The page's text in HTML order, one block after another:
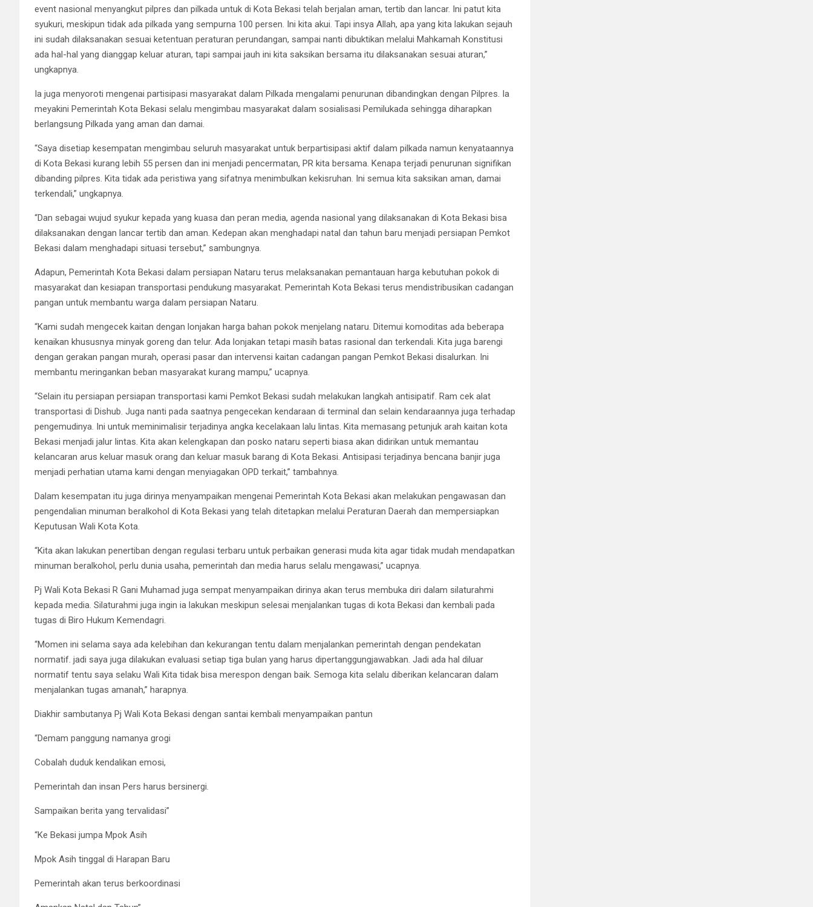
event nasional menyangkut pilpres dan pilkada untuk di Kota Bekasi telah berjalan aman, tertib dan lancar. Ini patut kita
syukuri, meskipun tidak ada pilkada yang sempurna 100 persen. Ini kita akui. Tapi insya Allah, apa yang kita lakukan sejauh
ini sudah dilaksanakan sesuai ketentuan peraturan perundangan, sampai nanti dibuktikan melalui Mahkamah Konstitusi
ada hal-hal yang dianggap keluar aturan, tapi sampai jauh ini kita saksikan bersama itu dilaksanakan sesuai aturan,”
ungkapnya.
Ia juga menyoroti mengenai partisipasi masyarakat dalam Pilkada mengalami penurunan dibandingkan dengan Pilpres. Ia
meyakini Pemerintah Kota Bekasi selalu mengimbau masyarakat dalam sosialisasi Pemilukada sehingga diharapkan
berlangsung Pilkada yang aman dan damai.
“Saya disetiap kesempatan mengimbau seluruh masyarakat untuk berpartisipasi aktif dalam pilkada namun kenyataannya
di Kota Bekasi kurang lebih 55 persen dan ini menjadi pencermatan, PR kita bersama. Kenapa terjadi penurunan signifikan
dibanding pilpres. Kita tidak ada peristiwa yang sifatnya menimbulkan kekisruhan. Ini semua kita saksikan aman, damai
terkendali,” ungkapnya.
“Dan sebagai wujud syukur kepada yang kuasa dan peran media, agenda nasional yang dilaksanakan di Kota Bekasi bisa
dilaksanakan dengan lancar tertib dan aman. Kedepan akan menghadapi natal dan tahun baru menjadi persiapan Pemkot
Bekasi dalam menghadapi situasi tersebut,” sambungnya.
Adapun, Pemerintah Kota Bekasi dalam persiapan Nataru terus melaksanakan pemantauan harga kebutuhan pokok di
masyarakat dan kesiapan transportasi pendukung masyarakat. Pemerintah Kota Bekasi terus mendistribusikan cadangan
pangan untuk membantu warga dalam persiapan Nataru.
“Kami sudah mengecek kaitan dengan lonjakan harga bahan pokok menjelang nataru. Ditemui komoditas ada beberapa
kenaikan khususnya minyak goreng dan telur. Ada lonjakan tetapi masih batas rasional dan terkendali. Kita juga barengi
dengan gerakan pangan murah, operasi pasar dan intervensi kaitan cadangan pangan Pemkot Bekasi disalurkan. Ini
membantu meringankan beban masyarakat kurang mampu,” ucapnya.
“Selain itu persiapan persiapan transportasi kami Pemkot Bekasi sudah melakukan langkah antisipatif. Ram cek alat
transportasi di Dishub. Juga nanti pada saatnya pengecekan kendaraan di terminal dan selain kendaraannya juga terhadap
pengemudinya. Ini untuk meminimalisir terjadinya angka kecelakaan lalu lintas. Kita memasang petunjuk arah kaitan kota
Bekasi menjadi jalur lintas. Kita akan kelengkapan dan posko nataru seperti biasa akan didirikan untuk memantau
kelancaran arus keluar masuk orang dan keluar masuk barang di Kota Bekasi. Antisipasi terjadinya bencana banjir juga
menjadi perhatian utama kami dengan menyiagakan OPD terkait,” tambahnya.
Dalam kesempatan itu juga dirinya menyampaikan mengenai Pemerintah Kota Bekasi akan melakukan pengawasan dan
pengendalian minuman beralkohol di Kota Bekasi yang telah ditetapkan melalui Peraturan Daerah dan mempersiapkan
Keputusan Wali Kota Kota.
“Kita akan lakukan penertiban dengan regulasi terbaru untuk perbaikan generasi muda kita agar tidak mudah mendapatkan
minuman beralkohol, perlu dunia usaha, pemerintah dan media harus selalu mengawasi,” ucapnya.
Pj Wali Kota Bekasi R Gani Muhamad juga sempat menyampaikan dirinya akan terus membuka diri dalam silaturahmi
kepada media. Silaturahmi juga ingin ia lakukan meskipun selesai menjalankan tugas di kota Bekasi dan kembali pada
tugas di Biro Hukum Kemendagri.
“Momen ini selama saya ada kelebihan dan kekurangan tentu dalam menjalankan pemerintah dengan pendekatan
normatif. jadi saya juga dilakukan evaluasi setiap tiga bulan yang harus dipertanggungjawabkan. Jadi ada hal diluar
normatif tentu saya selaku Wali Kita tidak bisa merespon dengan baik. Semoga kita selalu diberikan kelancaran dalam
menjalankan tugas amanah,” harapnya.
Diakhir sambutanya Pj Wali Kota Bekasi dengan santai kembali menyampaikan pantun
“Demam panggung namanya grogi
Cobalah duduk kendalikan emosi,
Pemerintah dan insan Pers harus bersinergi.
Sampaikan berita yang tervalidasi”
“Ke Bekasi jumpa Mpok Asih
Mpok Asih tinggal di Harapan Baru
Pemerintah akan terus berkoordinasi